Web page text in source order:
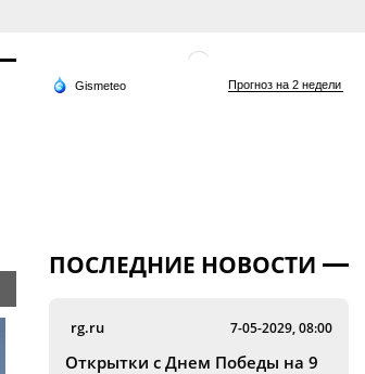
ПОСЛЕДНИЕ НОВОСТИ
rg.ru 7-05-2029, 08:00
Открытки с Днем Победы на 9